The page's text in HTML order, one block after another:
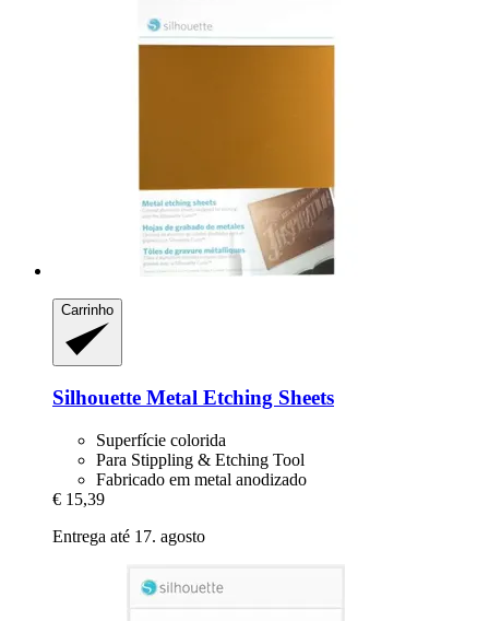
Carrinho
Silhouette Metal Etching Sheets
Superfície colorida
Para Stippling & Etching Tool
Fabricado em metal anodizado
€ 15,39
Entrega até 17. agosto